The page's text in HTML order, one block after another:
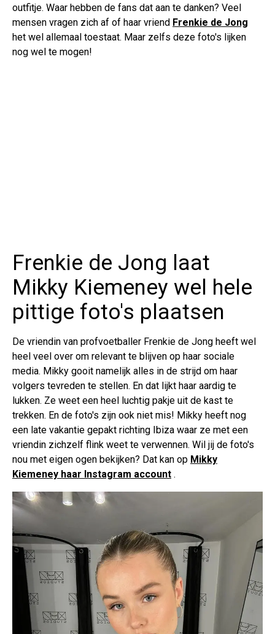
outfitje. Waar hebben de fans dat aan te danken? Veel
mensen vragen zich af of haar vriend Frenkie de Jong
het wel allemaal toestaat. Maar zelfs deze foto's lijken
nog wel te mogen!
Frenkie de Jong laat
Mikky Kiemeney wel hele
pittige foto's plaatsen
De vriendin van profvoetballer Frenkie de Jong heeft wel
heel veel over om relevant te blijven op haar sociale
media. Mikky gooit namelijk alles in de strijd om haar
volgers tevreden te stellen. En dat lijkt haar aardig te
lukken. Ze weet een heel luchtig pakje uit de kast te
trekken. En de foto's zijn ook niet mis! Mikky heeft nog
een late vakantie gepakt richting Ibiza waar ze met een
vriendin zichzelf flink weet te verwennen. Wil jij de foto's
nou met eigen ogen bekijken? Dat kan op Mikky
Kiemeney haar Instagram account .